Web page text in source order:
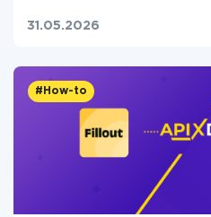
31.05.2026
#How-to